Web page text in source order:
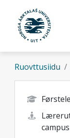
Gå til hovedinnhold
Ruovttusiidu